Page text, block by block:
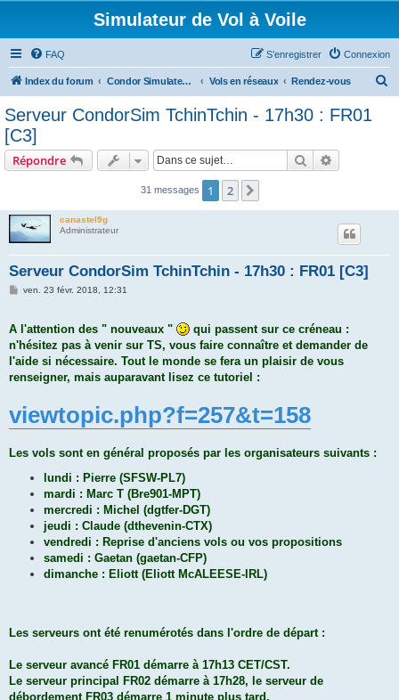
Simulateur de Vol à Voile
FAQ Connexion
S’enregistrer
Index du forum Condor Simulateur de Vol à Voile Vols en réseaux Rendez-vous
c
Serveur CondorSim TchinTchin - 17h30 : FR01
[C3]
Répondre Rechercher
31 messages 1 2
canastel9g
Administrateur
Serveur CondorSim TchinTchin - 17h30 : FR01 [C3]
M
a
g
ven. 23 févr. 2018, 12:31
A l'attention des " nouveaux "
qui passent sur ce créneau :
n'hésitez pas à venir sur TS, vous faire connaître et demander de
l'aide si nécessaire. Tout le monde se fera un plaisir de vous
renseigner, mais auparavant lisez ce tutoriel :
viewtopic.php?f=257&t=158
Les vols sont en général proposés par les organisateurs suivants :
lundi : Pierre (SFSW-PL7)
mardi : Marc T (Bre901-MPT)
mercredi : Michel (dgtfer-DGT)
jeudi : Claude (dthevenin-CTX)
vendredi : Reprise d'anciens vols ou vos propositions
samedi : Gaetan (gaetan-CFP)
dimanche : Eliott (Eliott McALEESE-IRL)
Les serveurs ont été renumérotés dans l'ordre de départ :
Le serveur avancé FR01 démarre à 17h13 CET/CST.
Le serveur principal FR02 démarre à 17h28, le serveur de
débordement FR03 démarre 1 minute plus tard.